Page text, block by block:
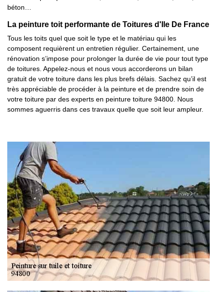
béton…
La peinture toit performante de Toitures d'Ile De France
Tous les toits quel que soit le type et le matériau qui les
composent requièrent un entretien régulier. Certainement, une
rénovation s’impose pour prolonger la durée de vie pour tout type
de toitures. Appelez-nous et nous vous accorderons un bilan
gratuit de votre toiture dans les plus brefs délais. Sachez qu’il est
très appréciable de procéder à la peinture et de prendre soin de
votre toiture par des experts en peinture toiture 94800. Nous
sommes aguerris dans ces travaux quelle que soit leur ampleur.